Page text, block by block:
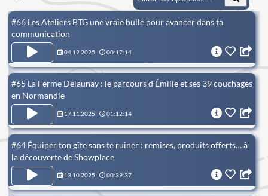
#66 Les Ateliers BTG une vraie bulle pour avancer dans ta
communication
04.12.2025 00:17:14
#65 La Ferme Delaunay : le parcours d’Émilie et ses 39 couchages
en Normandie
17.11.2025 01:12:14
#64 Équiper ton gîte sans te ruiner : remises, produits offerts… à
la découverte de Showplace
13.10.2025 00:39:37